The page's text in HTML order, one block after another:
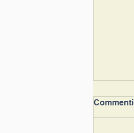
Commenti